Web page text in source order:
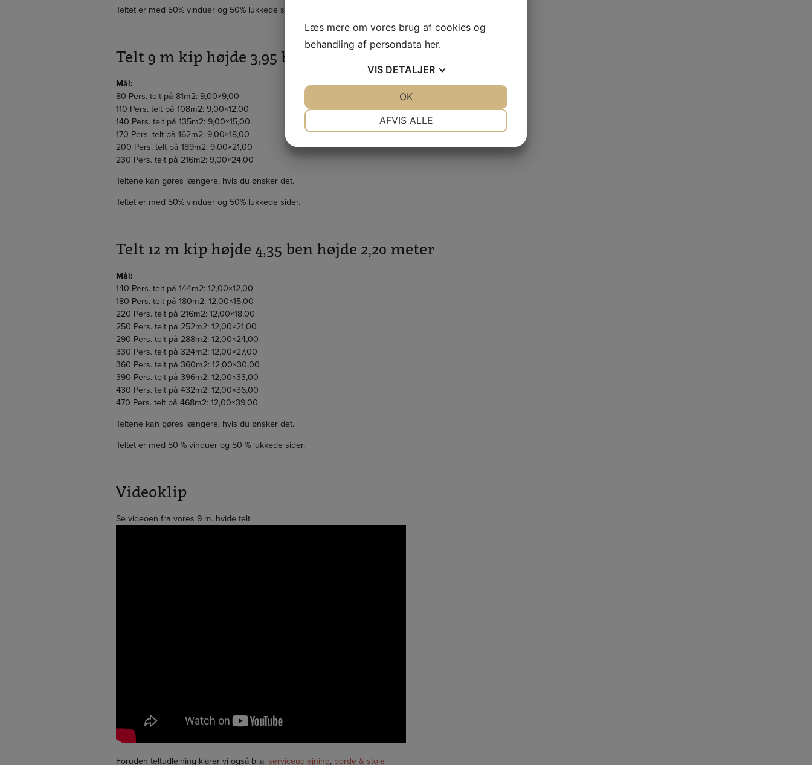
Teltet er med 50% vinduer og 50% lukkede sider.
Telt 9 m kip højde 3,95 ben højde 2,20 meter
Mål:
80 Pers. telt på 81m2: 9,00×9,00
110 Pers. telt på 108m2: 9,00×12,00
140 Pers. telt på 135m2: 9,00×15,00
170 Pers. telt på 162m2: 9,00×18,00
200 Pers. telt på 189m2: 9,00×21,00
230 Pers. telt på 216m2: 9,00×24,00
Teltene kan gøres længere, hvis du ønsker det.
Teltet er med 50% vinduer og 50% lukkede sider.
Telt 12 m kip højde 4,35 ben højde 2,20 meter
Mål:
140 Pers. telt på 144m2: 12,00×12,00
180 Pers. telt på 180m2: 12,00×15,00
220 Pers. telt på 216m2: 12,00×18,00
250 Pers. telt på 252m2: 12,00×21,00
290 Pers. telt på 288m2: 12,00×24,00
330 Pers. telt på 324m2: 12,00×27,00
360 Pers. telt på 360m2: 12,00×30,00
390 Pers. telt på 396m2: 12,00×33,00
430 Pers. telt på 432m2: 12,00×36,00
470 Pers. telt på 468m2: 12,00×39,00
Teltene kan gøres længere, hvis du ønsker det.
Teltet er med 50 % vinduer og 50 % lukkede sider.
Videoklip
Se videoen fra vores 9 m. hvide telt
Foruden teltudlejning klarer vi også bl.a. serviceudlejning, borde & stole
Læs mere om vores brug af cookies og
behandling af persondata her.
VIS DETALJER
AFVIS ALLE
OK